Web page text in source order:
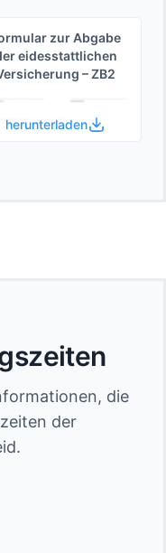
zur Abgabe
eides­stattlichen
– ZB2
herunterladen
die
der